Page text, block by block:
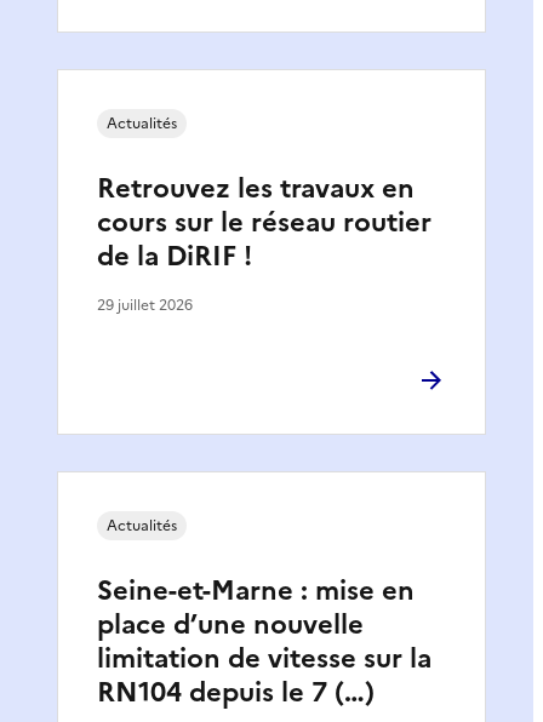
Retrouvez les travaux en
cours sur le réseau routier
de la DiRIF !
Actualités
29 juillet 2026
Seine-et-Marne : mise en
place d’une nouvelle
limitation de vitesse sur la
RN104 depuis le 7 (…)
Actualités